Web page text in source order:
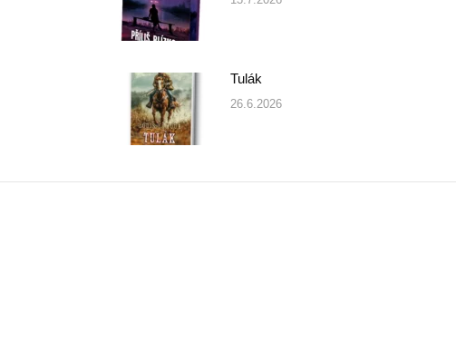
Tulák
26.6.2026